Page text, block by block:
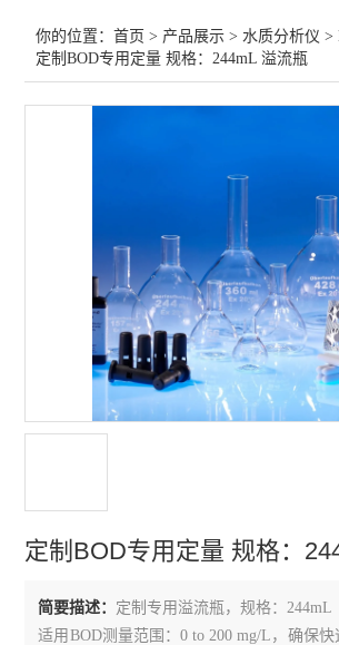
盐浓度测定仪
PH/酸度计
电导率测定仪
溶解氧测定仪
水质多参数分析仪
分光光度计/比色计
BOD测定仪
你的位置：首页 > 产品展示 >水质分析仪 >
定制BOD专用定量 规格：244mL 溢流瓶
定制BOD专用定量 规格：
简要描述： 定制专用溢流瓶，规格：244mL
适用BOD测量范围：0 to 200 mg/L，确保